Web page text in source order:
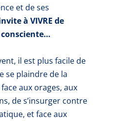
et de ses
à VIVRE de
il est plus facile de
se plaindre de la
aux orages, aux
de s’insurger contre
et face aux